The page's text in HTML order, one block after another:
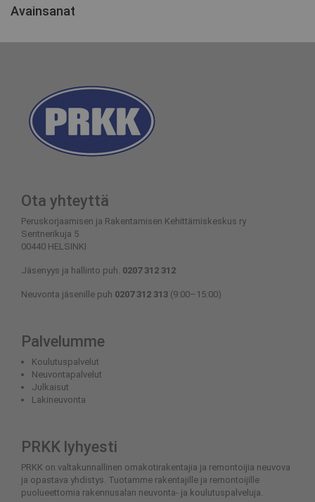
Avainsanat
Ota yhteyttä
Peruskorjaamisen ja Rakentamisen Kehittämiskeskus ry
Sentnerikuja 5
00440 HELSINKI
Jäsenyys ja hallinto puh. 0207 312 312
Neuvonta jäsenille puh 0207 312 313 (9:00–15:00)
Palvelumme
Koulutuspalvelut
Neuvontapalvelut
Julkaisut
Lakineuvonta
PRKK lyhyesti
PRKK on valtakunnallinen omakotirakentajia ja remontoijia neuvova
ja opastava yhdistys. Tuotamme rakentajille ja remontoijille
puolueettomia rakennusalan neuvonta- ja koulutuspalveluja.